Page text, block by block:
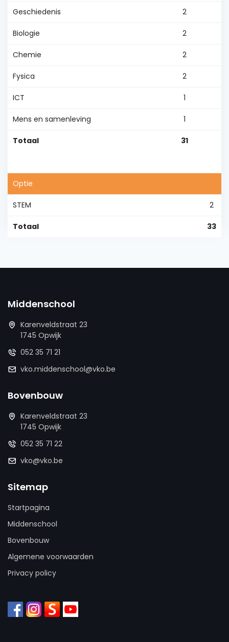
Geschiedenis 2
Biologie 2
Chemie 2
Fysica 2
ICT 1
Mens en samenleving 1
Totaal 31
Optie
STEM 2
Totaal 33
Middenschool
Karenveldstraat 23
1745 Opwijk
052 35 71 21
vko.middenschool@vko.be
Bovenbouw
Karenveldstraat 23
1745 Opwijk
052 35 71 22
vko@vko.be
Sitemap
Startpagina
Middenschool
Bovenbouw
Algemene voorwaarden
Privacy policy